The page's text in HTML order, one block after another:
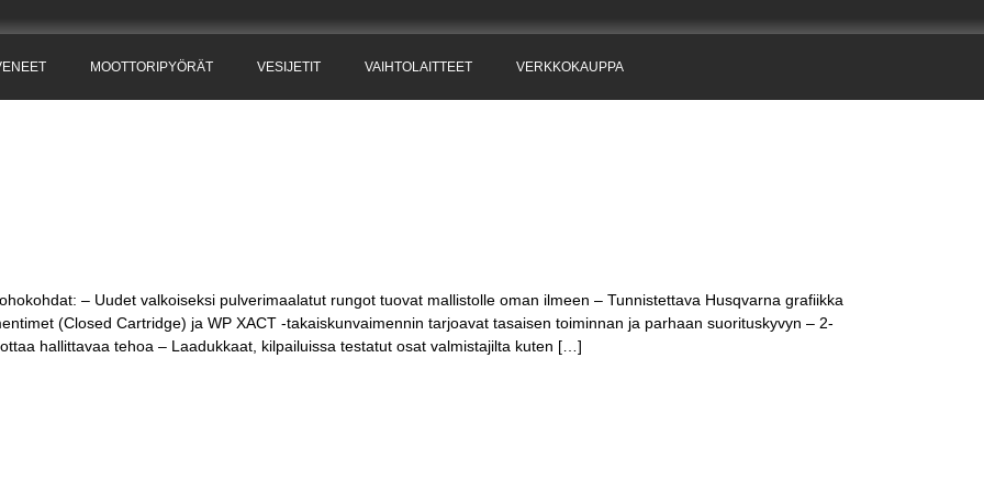
MOOTTORIPYÖRÄT VESIJETIT VAIHTOLAITTEET VERKKOKAUPPA
– Uudet valkoiseksi pulverimaalatut rungot tuovat mallistolle oman ilmeen – Tunnistettava Husqvarna grafiikka
(Closed Cartridge) ja WP XACT -takaiskunvaimennin tarjoavat tasaisen toiminnan ja parhaan suorituskyvyn – 2-
hallittavaa tehoa – Laadukkaat, kilpailuissa testatut osat valmistajilta kuten […]